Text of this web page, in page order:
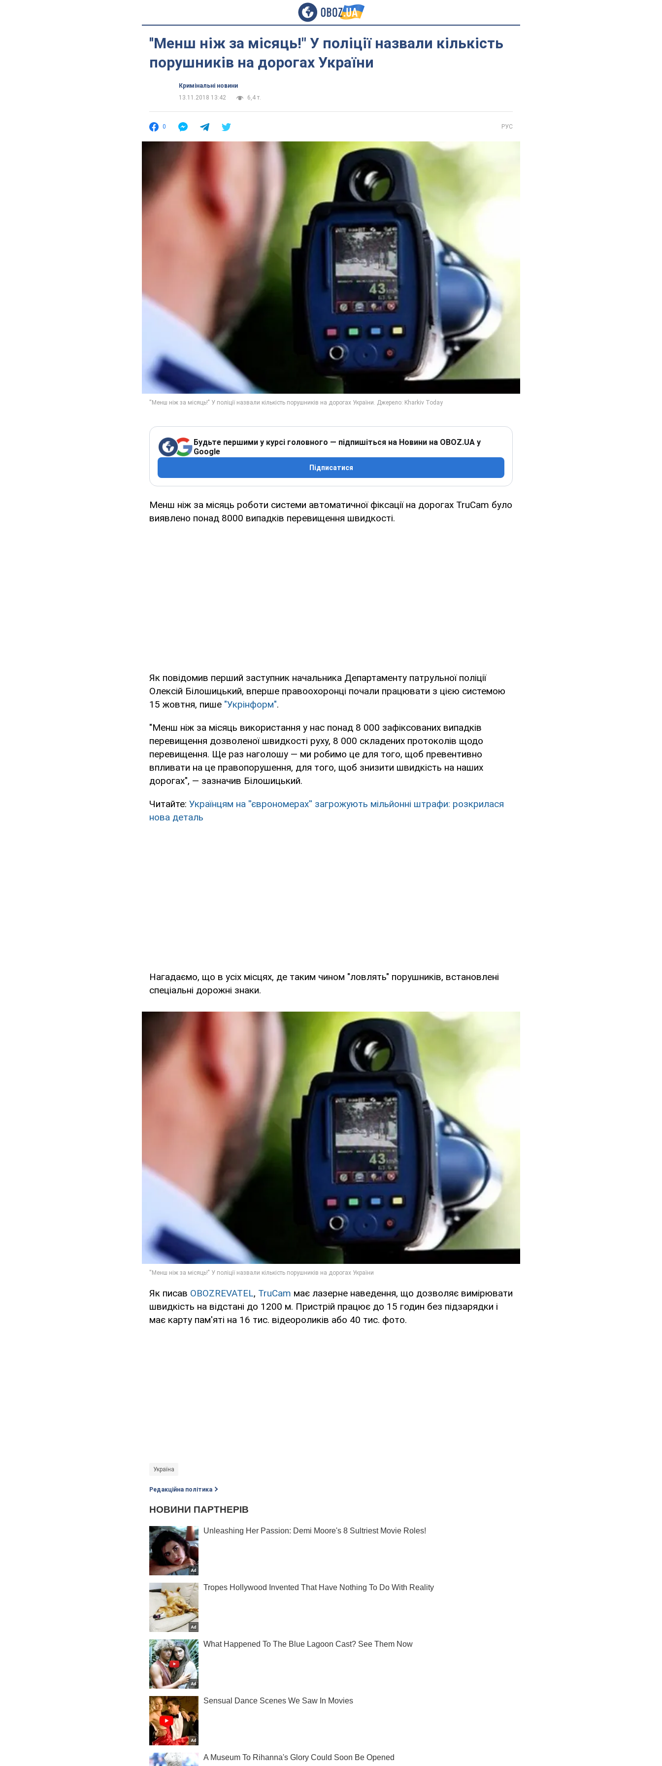
''Менш ніж за місяць!" У поліції назвали кількість
порушників на дорогах України
Кримінальні новини
13.11.2018 13:42
6,4 т.
0 РУС
Будьте першими у курсі головного — підпишіться на Новини на OBOZ.UA у
Google
Підписатися
Менш ніж за місяць роботи системи автоматичної фіксації на дорогах TruCam було
виявлено понад 8000 випадків перевищення швидкості.
Як повідомив перший заступник начальника Департаменту патрульної поліції
Олексій Білошицький, вперше правоохоронці почали працювати з цією системою
15 жовтня, пише "Укрінформ".
"Менш ніж за місяць використання у нас понад 8 000 зафіксованих випадків
перевищення дозволеної швидкості руху, 8 000 складених протоколів щодо
перевищення. Ще раз наголошу — ми робимо це для того, щоб превентивно
впливати на це правопорушення, для того, щоб знизити швидкість на наших
дорогах", — зазначив Білошицький.
Читайте: Українцям на ''єврономерах'' загрожують мільйонні штрафи: розкрилася
нова деталь
Нагадаємо, що в усіх місцях, де таким чином "ловлять" порушників, встановлені
спеціальні дорожні знаки.
Як писав OBOZREVATEL, TruCam має лазерне наведення, що дозволяє вимірювати
швидкість на відстані до 1200 м. Пристрій працює до 15 годин без підзарядки і
має карту пам'яті на 16 тис. відеороликів або 40 тис. фото.
Україна
Редакційна політика